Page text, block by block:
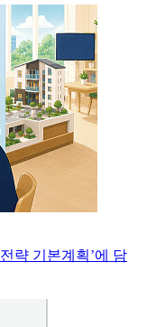
략 기본계획’에 담